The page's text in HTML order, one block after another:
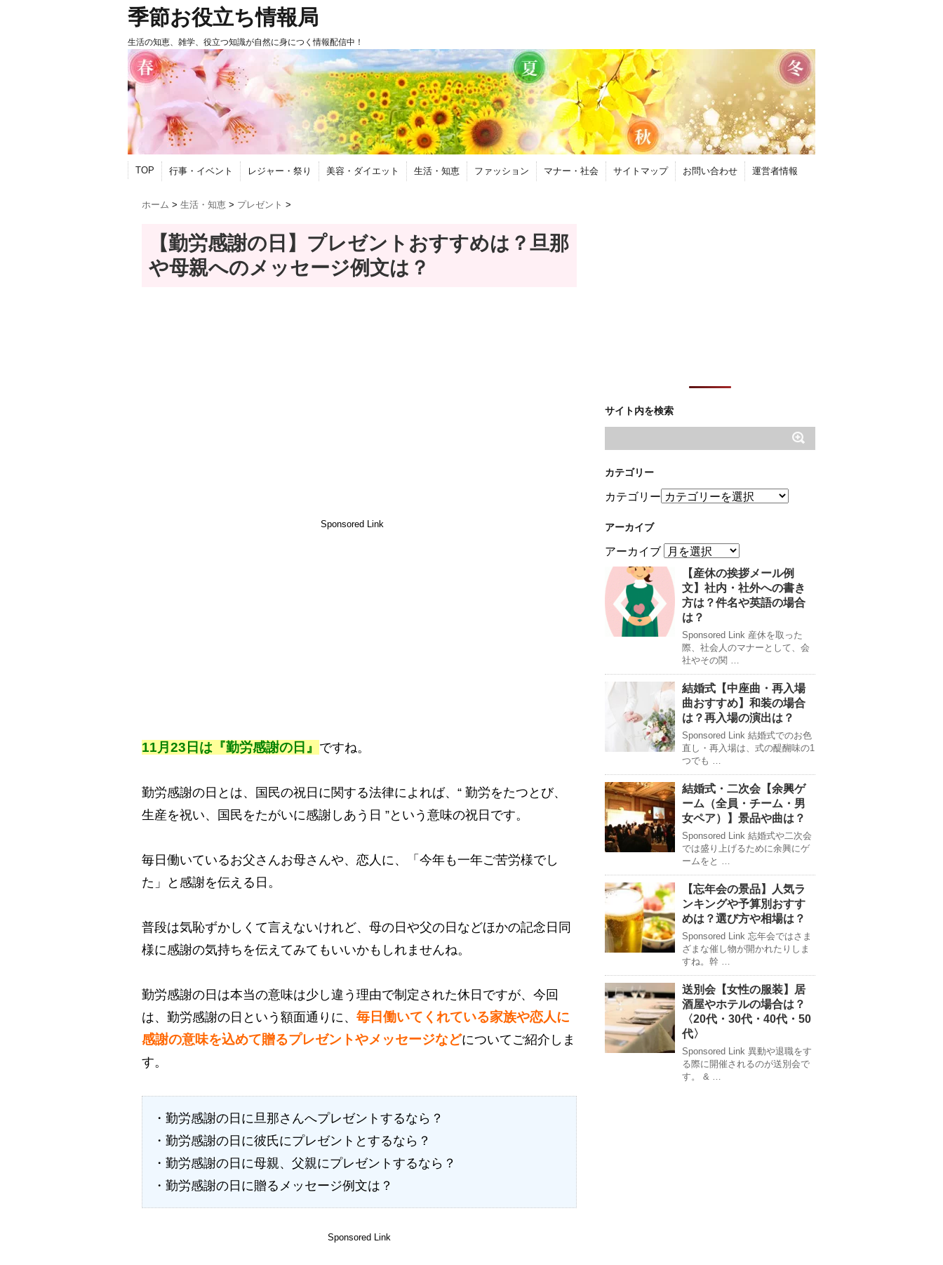
季節お役立ち情報局
生活の知恵、雑学、役立つ知識が自然に身につく情報配信中！
TOP 行事・イベント レジャー・祭り 美容・ダイエット 生活・知恵 ファッション マナー・社会 サイトマップ お問い合わせ 運営者情報
ホーム > 生活・知恵 > プレゼント >
【勤労感謝の日】プレゼントおすすめは？旦那
や母親へのメッセージ例文は？
Sponsored Link
11月23日は『勤労感謝の日』 ですね。
勤労感謝の日とは、国民の祝日に関する法律によれば、“ 勤労をたつとび、
生産を祝い、国民をたがいに感謝しあう日 ”という意味の祝日です。
毎日働いているお父さんお母さんや、恋人に、「今年も一年ご苦労様でし
た」と感謝を伝える日。
普段は気恥ずかしくて言えないけれど、母の日や父の日などほかの記念日同
様に感謝の気持ちを伝えてみてもいいかもしれませんね。
勤労感謝の日は本当の意味は少し違う理由で制定された休日ですが、今回
は、勤労感謝の日という額面通りに、 毎日働いてくれている家族や恋人に
感謝の意味を込めて贈るプレゼントやメッセージなどについてご紹介しま
す。
・勤労感謝の日に旦那さんへプレゼントするなら？
・勤労感謝の日に彼氏にプレゼントとするなら？
・勤労感謝の日に母親、父親にプレゼントするなら？
・勤労感謝の日に贈るメッセージ例文は？
Sponsored Link
サイト内を検索
カテゴリー
カテゴリー
アーカイブ
アーカイブ
【産休の挨拶メール例
文】社内・社外への書き
方は？件名や英語の場合
は？
Sponsored Link 産休を取った
際、社会人のマナーとして、会
社やその関 …
結婚式【中座曲・再入場
曲おすすめ】和装の場合
は？再入場の演出は？
Sponsored Link 結婚式でのお色
直し・再入場は、式の醍醐味の1
つでも …
結婚式・二次会【余興ゲ
ーム（全員・チーム・男
女ペア）】景品や曲は？
Sponsored Link 結婚式や二次会
では盛り上げるために余興にゲ
ームをと …
【忘年会の景品】人気ラ
ンキングや予算別おすす
めは？選び方や相場は？
Sponsored Link 忘年会ではさま
ざまな催し物が開かれたりしま
すね。幹 …
送別会【女性の服装】居
酒屋やホテルの場合は？
〈20代・30代・40代・50
代〉
Sponsored Link 異動や退職をす
る際に開催されるのが送別会で
す。 & …